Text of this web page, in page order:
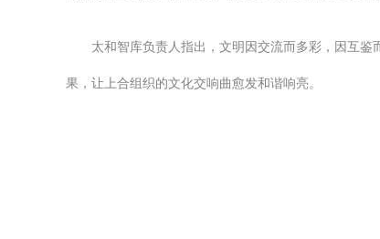
太和智库负责人指出，文明因交流而多彩，因互
果，让上合组织的文化交响曲愈发和谐响亮。